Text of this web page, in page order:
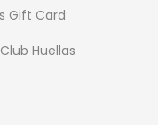
Gift Card
Huellas